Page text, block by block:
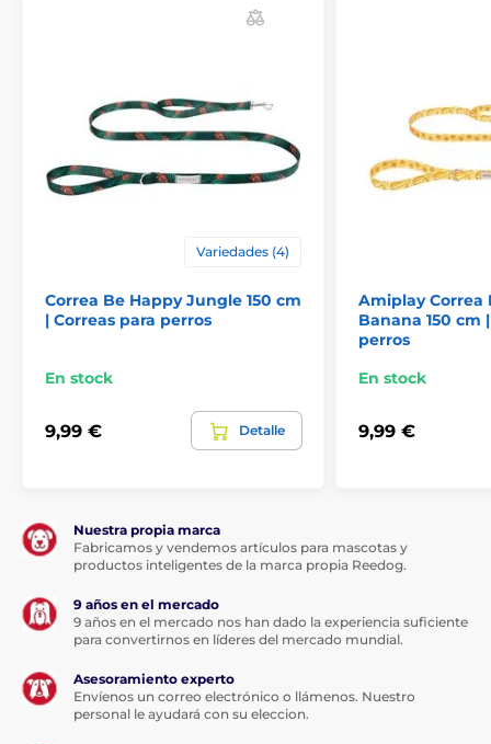
Correas clásicas
Variedades (4)
Correa Be Happy Jungle 150 cm
| Correas para perros
En stock
9,99 € Detalle
Amiplay Correa
Banana 150 cm
perros
En stock
9,99 €
Nuestra propia marca
Fabricamos y vendemos artículos para mascotas y
productos inteligentes de la marca propia Reedog.
9 años en el mercado
9 años en el mercado nos han dado la experiencia suficiente
para convertirnos en líderes del mercado mundial.
Asesoramiento experto
Envíenos un correo electrónico o llámenos. Nuestro
personal le ayudará con su eleccion.